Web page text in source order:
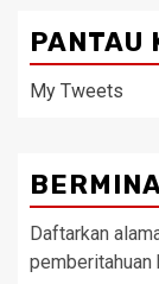
PANTAU
My Tweets
Daftarkan